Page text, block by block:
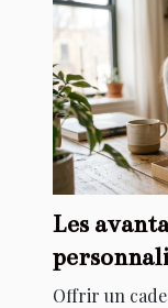
Les
Offrir un